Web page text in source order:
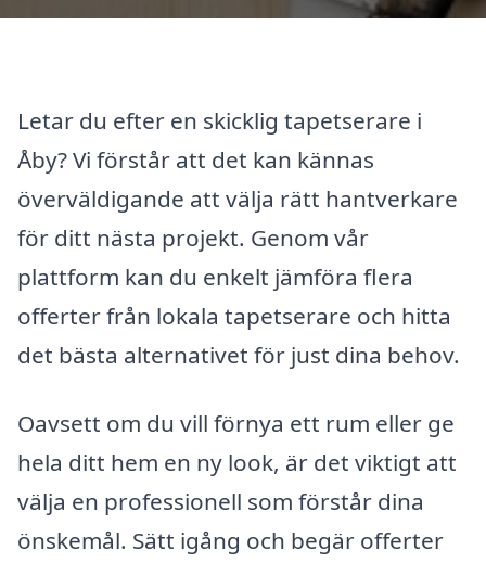
Letar du efter en skicklig tapetserare i
Åby? Vi förstår att det kan kännas
överväldigande att välja rätt hantverkare
för ditt nästa projekt. Genom vår
plattform kan du enkelt jämföra flera
offerter från lokala tapetserare och hitta
det bästa alternativet för just dina behov.
Oavsett om du vill förnya ett rum eller ge
hela ditt hem en ny look, är det viktigt att
välja en professionell som förstår dina
önskemål. Sätt igång och begär offerter